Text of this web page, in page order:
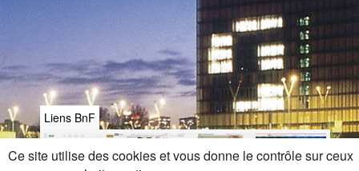
Ce site utilise des cookies et vous donne le contrôle sur ceux
Liens BnF